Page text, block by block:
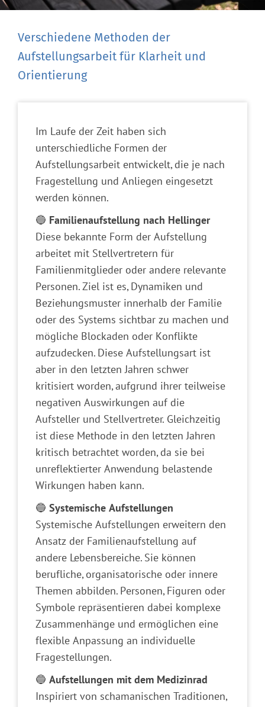
Verschiedene Methoden der
Aufstellungsarbeit für Klarheit und
Orientierung
Im Laufe der Zeit haben sich
unterschiedliche Formen der
Aufstellungsarbeit entwickelt, die je nach
Fragestellung und Anliegen eingesetzt
werden können.
🔵 Familienaufstellung nach Hellinger
Diese bekannte Form der Aufstellung
arbeitet mit Stellvertretern für
Familienmitglieder oder andere relevante
Personen. Ziel ist es, Dynamiken und
Beziehungsmuster innerhalb der Familie
oder des Systems sichtbar zu machen und
mögliche Blockaden oder Konflikte
aufzudecken. Diese Aufstellungsart ist
aber in den letzten Jahren schwer
kritisiert worden, aufgrund ihrer teilweise
negativen Auswirkungen auf die
Aufsteller und Stellvertreter. Gleichzeitig
ist diese Methode in den letzten Jahren
kritisch betrachtet worden, da sie bei
unreflektierter Anwendung belastende
Wirkungen haben kann.
🔵 Systemische Aufstellungen
Systemische Aufstellungen erweitern den
Ansatz der Familienaufstellung auf
andere Lebensbereiche. Sie können
berufliche, organisatorische oder innere
Themen abbilden. Personen, Figuren oder
Symbole repräsentieren dabei komplexe
Zusammenhänge und ermöglichen eine
flexible Anpassung an individuelle
Fragestellungen.
🔵 Aufstellungen mit dem Medizinrad
Inspiriert von schamanischen Traditionen,